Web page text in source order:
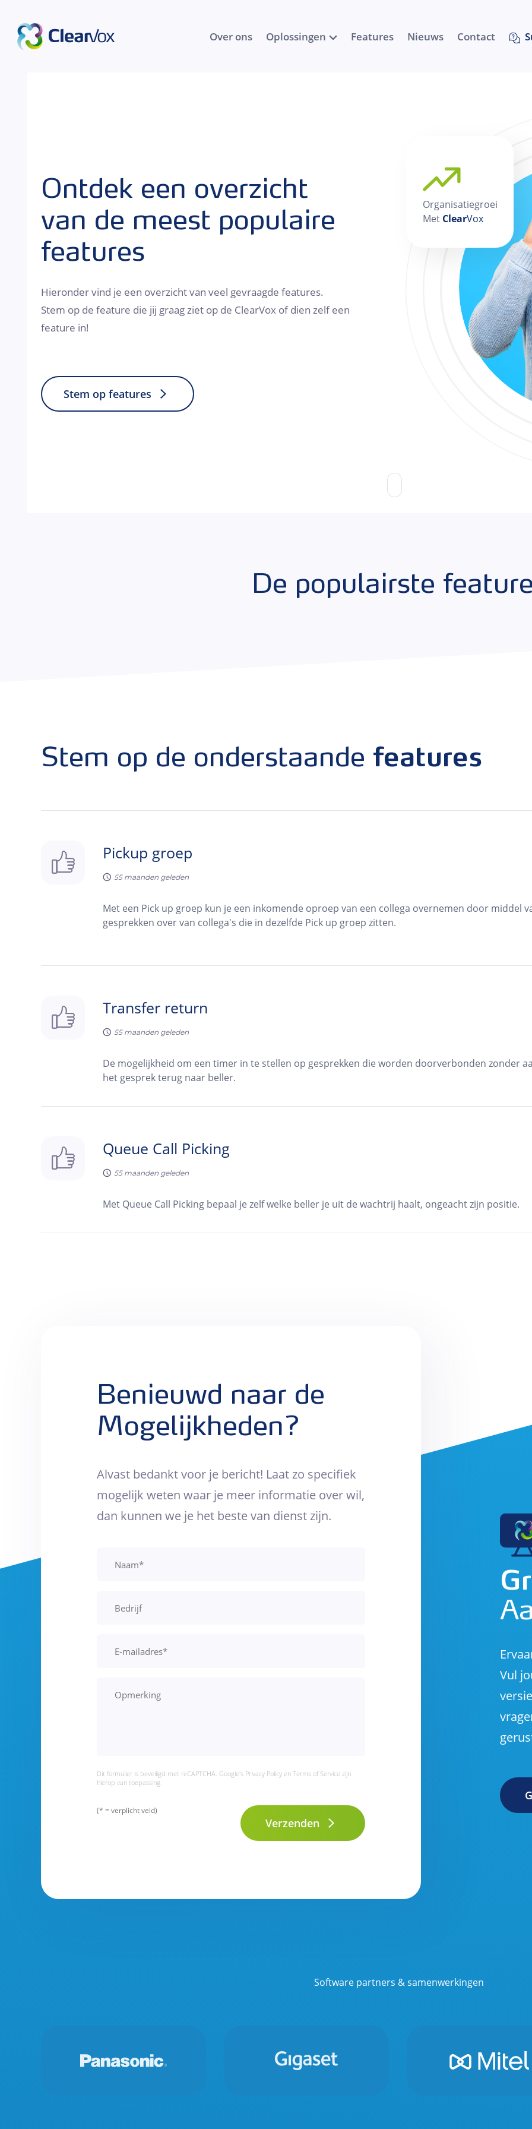
Over ons Oplossingen Features Nieuws Contact
Ontdek een overzicht
van de meest populaire
features
Hieronder vind je een overzicht van veel gevraagde features.
Stem op de feature die jij graag ziet op de ClearVox of dien zelf een
feature in!
Stem op features
Organisatiegroei
Met ClearVox
De populairste
Stem op de onderstaande features
Pickup groep
55maanden geleden
Met een Pick up groep kun je een inkomende oproep van een collega overnemen door middel
gesprekken over van collega's die in dezelfde Pick up groep zitten.
Transfer return
55maanden geleden
De mogelijkheid om een timer in te stellen op gesprekken die worden doorverbonden zonder
het gesprek terug naar beller.
Queue Call Picking
55maanden geleden
Met Queue Call Picking bepaal je zelf welke beller je uit de wachtrij haalt, ongeacht zijn positie.
Benieuwd naar de
Mogelijkheden?
Alvast bedankt voor je bericht! Laat zo specifiek
mogelijk weten waar je meer informatie over wil,
dan kunnen we je het beste van dienst zijn.
Dit formulier is beveiligd met reCAPTCHA. Google's Privacy Policy en Terms of Service zijn
hierop van toepassing.
(* = verplicht veld)
Verzenden
Vul
Software partners & samenwerkingen